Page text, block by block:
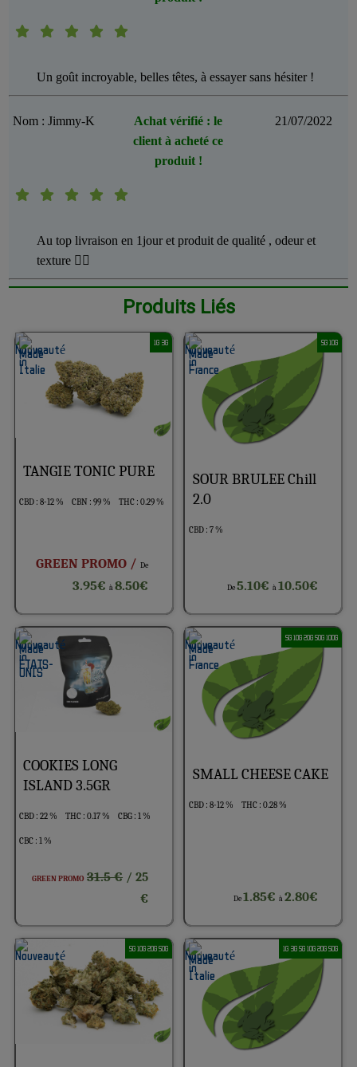
Un goût incroyable, belles têtes, à essayer sans hésiter !
Nom : Jimmy-K
Achat vérifié : le
client à acheté ce
produit !
21/07/2022
Au top livraison en 1jour et produit de qualité , odeur et
texture 👍🏽
Produits Liés
1G 3G
TANGIE TONIC PURE
CBD : 8-12 % CBN : 99 % THC : 0.29 %
GREEN PROMO /De
3.95€à8.50€
5G 10G
SOUR BRULEE Chill
2.0
CBD : 7 %
De5.10€ à10.50€
COOKIES LONG
ISLAND 3.5GR
CBD : 22 % THC : 0.17 % CBG : 1 %
CBC : 1 %
GREEN PROMO 31.5 € / 25
€
5G 10G 20G 50G 100G
SMALL CHEESE CAKE
CBD : 8-12 % THC : 0.28 %
De1.85€ à2.80€
5G 10G 20G 50G 1G 3G 5G 10G 20G 50G